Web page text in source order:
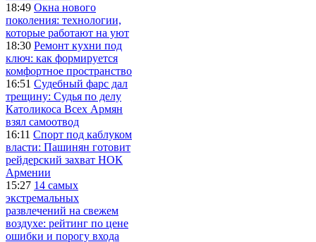
18:49 Окна нового
поколения: технологии,
которые работают на уют
18:30 Ремонт кухни под
ключ: как формируется
комфортное пространство
16:51 Судебный фарс дал
трещину: Судья по делу
Католикоса Всех Армян
взял самоотвод
16:11 Спорт под каблуком
власти: Пашинян готовит
рейдерский захват НОК
Армении
15:27 14 самых
экстремальных
развлечений на свежем
воздухе: рейтинг по цене
ошибки и порогу входа